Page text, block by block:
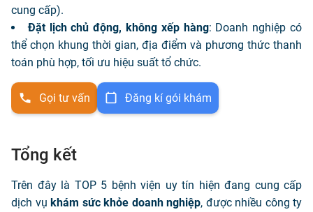
cung cấp).
Đặt lịch chủ động, không xếp hàng: Doanh nghiệp có
thể chọn khung thời gian, địa điểm và phương thức thanh
toán phù hợp, tối ưu hiệu suất tổ chức.
Gọi tư vấn Đăng kí gói khám
Tổng kết
Trên đây là TOP 5 bệnh viện uy tín hiện đang cung cấp
dịch vụ khám sức khỏe doanh nghiệp, được nhiều công ty